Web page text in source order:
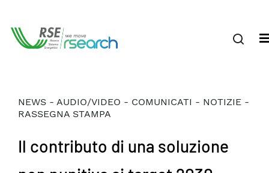
NEWS - AUDIO/VIDEO - COMUNICATI - NOTIZIE -
RASSEGNA STAMPA
Il contributo di una soluzione